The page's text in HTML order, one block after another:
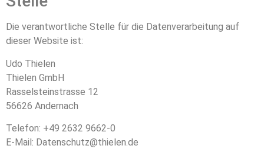
Die verantwortliche Stelle für die Datenverarbeitung auf
dieser Website ist:
Udo Thielen
Thielen GmbH
Rasselsteinstrasse 12
56626 Andernach
Telefon: +49 2632 9662-0
E-Mail: Datenschutz@thielen.de